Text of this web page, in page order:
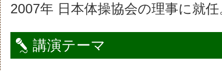
2007年 日本体操協会の理事に就任
講演テーマ